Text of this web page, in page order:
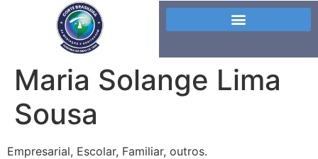
Maria Solange Lima
Sousa
Empresarial, Escolar, Familiar, outros.